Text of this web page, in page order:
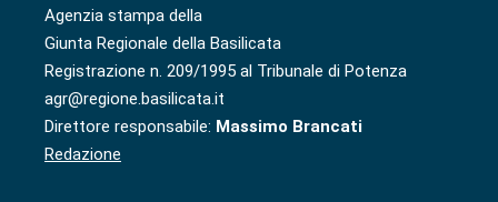
Agenzia stampa della
Giunta Regionale della Basilicata
Registrazione n. 209/1995 al Tribunale di Potenza
agr@regione.basilicata.it
Direttore responsabile: Massimo Brancati
Redazione